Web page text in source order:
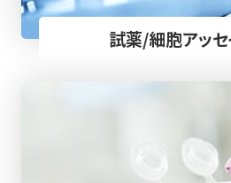
試薬/細胞アッセ